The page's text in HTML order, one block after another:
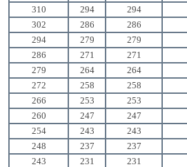
310
294 294
302
286 286
294
279 279
286
271 271
279
264 264
272
258 258
266
253 253
260
247 247
254
243 243
248
237 237
243
231 231